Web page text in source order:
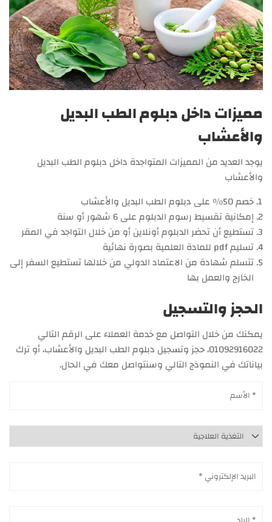
مميزات داخل دبلوم الطب البديل
والأعشاب
يوجد العديد من المميزات المتواجدة داخل دبلوم الطب البديل
والأعشاب
خصم 50% على دبلوم الطب البديل والأعشاب
إمكانية تقسيط رسوم الدبلوم على 6 شهور أو سنة
تستطيع أن تحضر الدبلوم أونلاين أو من خلال التواجد في المقر
تسليم pdf للمادة العلمية بصورة نهائية
تتسلم شهادة من الاعتماد الدولي من خلالها تستطيع السفر إلى
الخارج والعمل بها
الحجز والتسجيل
يمكنك من خلال التواصل مع خدمة العملاء على الرقم التالي
01092916022، حجز وتسجيل دبلوم الطب البديل والأعشاب، أو ترك
بياناتك في النموذج التالي وسنتواصل معك في الحال.